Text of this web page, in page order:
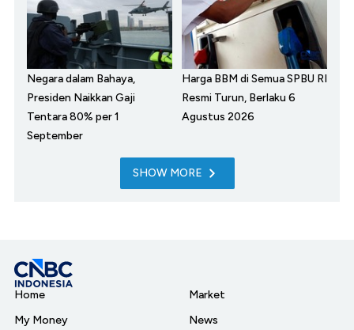
Negara dalam Bahaya,
Presiden Naikkan Gaji
Tentara 80% per 1
September
Harga BBM di Semua SPBU RI
Resmi Turun, Berlaku 6
Agustus 2026
SHOW MORE
Home
My Money
Market
News